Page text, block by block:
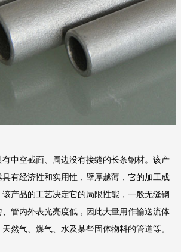
中空截面、周边没有接缝的长条钢材。该产
有经济性和实用性，壁厚越薄，它的加工成
产品的工艺决定它的局限性能，一般无缝钢
管内外表光亮度低，因此大量用作输送流体
然气、煤气、水及某些固体物料的管道等。